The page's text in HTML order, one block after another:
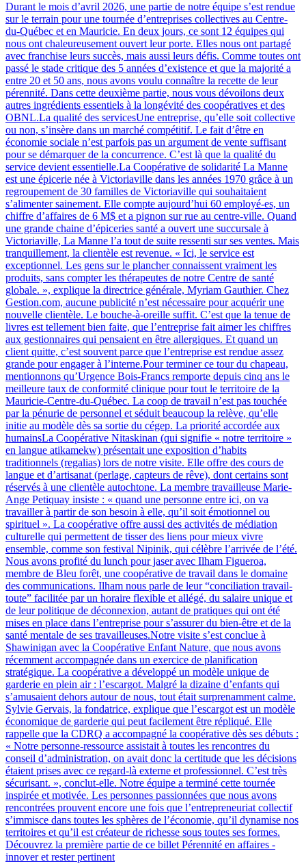
Durant le mois d’avril 2026, une partie de notre équipe s’est rendue
sur le terrain pour une tournée d’entreprises collectives au Centre-
du-Québec et en Mauricie. En deux jours, ce sont 12 équipes qui
nous ont chaleureusement ouvert leur porte. Elles nous ont partagé
avec franchise leurs succès, mais aussi leurs défis. Comme toutes ont
passé le stade critique des 5 années d’existence et que la majorité a
entre 20 et 50 ans, nous avons voulu connaître la recette de leur
pérennité. Dans cette deuxième partie, nous vous dévoilons deux
autres ingrédients essentiels à la longévité des coopératives et des
OBNL.La qualité des servicesUne entreprise, qu’elle soit collective
ou non, s’insère dans un marché compétitif. Le fait d’être en
économie sociale n’est parfois pas un argument de vente suffisant
pour se démarquer de la concurrence. C’est là que la qualité du
service devient essentielle.La Coopérative de solidarité La Manne
est une épicerie née à Victoriaville dans les années 1970 grâce à un
regroupement de 30 familles de Victoriaville qui souhaitaient
s’alimenter sainement. Elle compte aujourd’hui 60 employé-es, un
chiffre d’affaires de 6 M$ et a pignon sur rue au centre-ville. Quand
une grande chaine d’épiceries santé a ouvert une succursale à
Victoriaville, La Manne l’a tout de suite ressenti sur ses ventes. Mais
tranquillement, la clientèle est revenue. « Ici, le service est
exceptionnel. Les gens sur le plancher connaissent vraiment les
produits, sans compter les thérapeutes de notre Centre de santé
globale. », explique la directrice générale, Myriam Gauthier. Chez
Gestion.com, aucune publicité n’est nécessaire pour acquérir une
nouvelle clientèle. Le bouche-à-oreille suffit. C’est que la tenue de
livres est tellement bien faite, que l’entreprise fait aimer les chiffres
aux gestionnaires qui pensaient en être allergiques. Et quand un
client quitte, c’est souvent parce que l’entreprise est rendue assez
grande pour engager à l’interne.Pour terminer ce tour du chapeau,
mentionnons qu’Urgence Bois-Francs remporte depuis cinq ans le
meilleure taux de conformité clinique pour tout le territoire de la
Mauricie-Centre-du-Québec. La coop de travail n’est pas touchée
par la pénurie de personnel et séduit beaucoup la relève, qu’elle
initie au modèle dès sa sortie du cégep. La priorité accordée aux
humainsLa Coopérative Nitaskinan (qui signifie « notre territoire »
en langue atikamekw) présentait une exposition d’habits
traditionnels (regalias) lors de notre visite. Elle offre des cours de
langue et d’artisanat (perlage, capteurs de rêve), dont certains sont
réservés à une clientèle autochtone. La membre travailleuse Marie-
Ange Petiquay insiste : « quand une personne entre ici, on va
travailler à partir de son besoin à elle, qu’il soit émotionnel ou
spirituel ». La coopérative offre aussi des activités de médiation
culturelle qui permettent de tisser des liens pour mieux vivre
ensemble, comme son festival Nipinik, qui célèbre l’arrivée de l’été.
Nous avons profité du lunch pour jaser avec Ilham Figueroa,
membre de Bleu forêt, une coopérative de travail dans le domaine
des communications. Ilham nous parle de leur “conciliation travail-
toute” facilitée par un horaire flexible et allégé, du salaire unique et
de leur politique de déconnexion, autant de pratiques qui ont été
mises en place dans l’entreprise pour s’assurer du bien-être et de la
santé mentale de ses travailleuses.Notre visite s’est conclue à
Shawinigan avec la Coopérative Enfant Nature, que nous avons
récemment accompagnée dans un exercice de planification
stratégique. La coopérative a développé un modèle unique de
garderie en plein air : l’escargot. Malgré la dizaine d’enfants qui
s’amusaient dehors autour de nous, tout était surprenamment calme.
Sylvie Gervais, la fondatrice, explique que l’escargot est un modèle
économique de garderie qui peut facilement être répliqué. Elle
rappelle que la CDRQ a accompagné la coopérative dès ses débuts :
« Notre personne-ressource assistait à toutes les rencontres du
conseil d’administration, on avait donc la certitude que les décisions
étaient prises avec ce regard-là externe et professionnel. C’est très
sécurisant. », conclut-elle. Notre équipe a terminé cette tournée
inspirée et motivée. Les personnes passionnées que nous avons
rencontrées prouvent encore une fois que l’entrepreneuriat collectif
s’immisce dans toutes les sphères de l’économie, qu’il dynamise nos
territoires et qu’il est créateur de richesse sous toutes ses formes.
Découvrez la première partie de ce billet Pérennité en affaires -
innover et rester pertinent